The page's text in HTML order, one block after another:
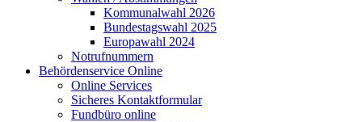
Kommunalwahl 2026
Bundestagswahl 2025
Europawahl 2024
Notrufnummern
Behördenservice Online
Online Services
Sicheres Kontaktformular
Fundbüro online